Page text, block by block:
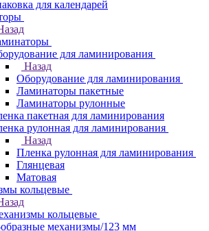
для календарей
для ламинирования
Назад
Оборудование для ламинирования
Ламинаторы пакетные
Ламинаторы рулонные
пакетная для ламинирования
рулонная для ламинирования
Назад
Пленка рулонная для ламинирования
Глянцевая
Матовая
кольцевые
кольцевые
механизмы/123 мм